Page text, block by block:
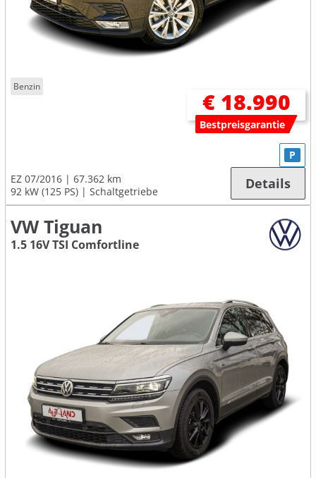
Benzin
€ 18.990
Bestpreisgarantie
EZ 07/2016
67.362 km
92 kW (125 PS)
Schaltgetriebe
P
Details
VW Tiguan
1.5 16V TSI Comfortline